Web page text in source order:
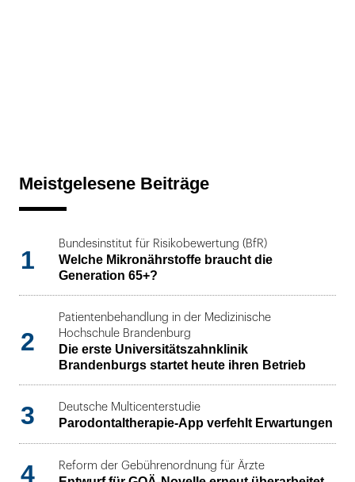
Meistgelesene Beiträge
1
Bundesinstitut für Risikobewertung (BfR)
Welche Mikronährstoffe braucht die
Generation 65+?
2
Patientenbehandlung in der Medizinische
Hochschule Brandenburg
Die erste Universitätszahnklinik
Brandenburgs startet heute ihren Betrieb
3 Deutsche Multicenterstudie
Parodontaltherapie-App verfehlt Erwartungen
4 Reform der Gebührenordnung für Ärzte